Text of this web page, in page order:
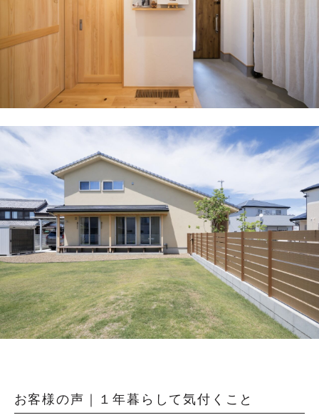
お客様の声｜１年暮らして気付くこと